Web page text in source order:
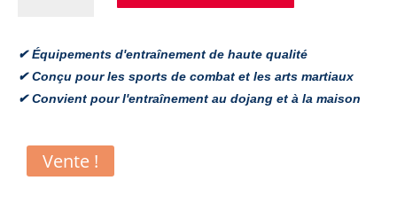
1.167,00 €.1.050,30 €.
und
Vereine
✔ Équipements d'entraînement de haute qualité
✔ Conçu pour les sports de combat et les arts martiaux
✔ Convient pour l'entraînement au dojang et à la maison
Vente !